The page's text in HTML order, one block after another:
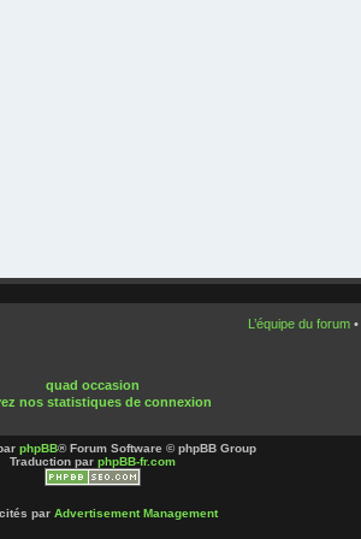
L’équipe du forum•
quad occasion
nos statistiques de connexion
phpBB® Forum Software © phpBB Group
Traduction par phpBB-fr.com
par Advertisement Management